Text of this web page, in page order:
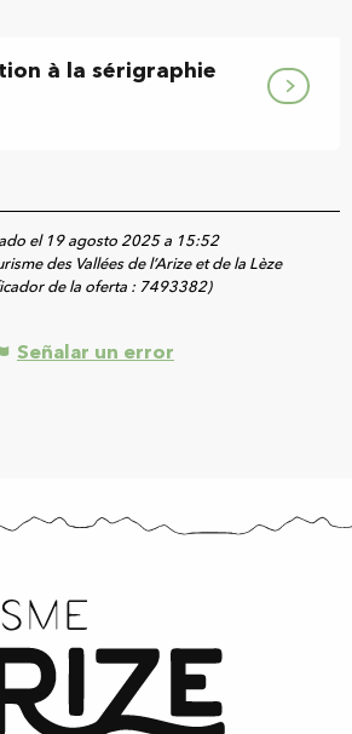
à la sérigraphie
el 19 agosto 2025 a 15:52
des Vallées de l’Arize et de la Lèze
de la oferta : 7493382)
Señalar un error